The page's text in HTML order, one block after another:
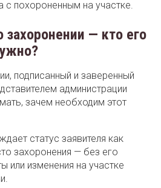
с похороненным на участке.
захоронении — кто его
подписанный и заверенный
администрации
зачем необходим этот
статус заявителя как
захоронения — без его
или изменения на участке